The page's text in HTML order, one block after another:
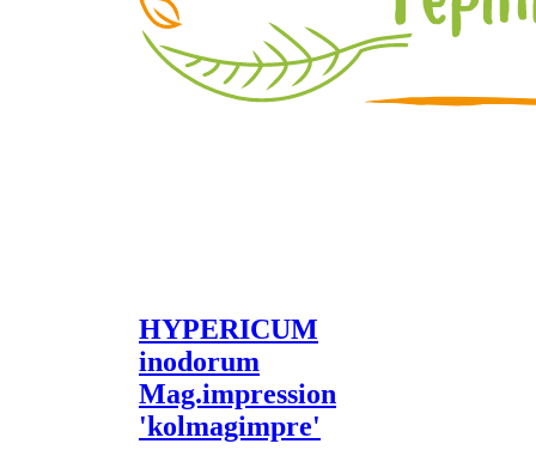
HYPERICUM
inodorum
Mag.impression
'kolmagimpre'